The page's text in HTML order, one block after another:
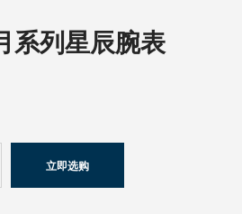
系列星辰腕表
立即选购